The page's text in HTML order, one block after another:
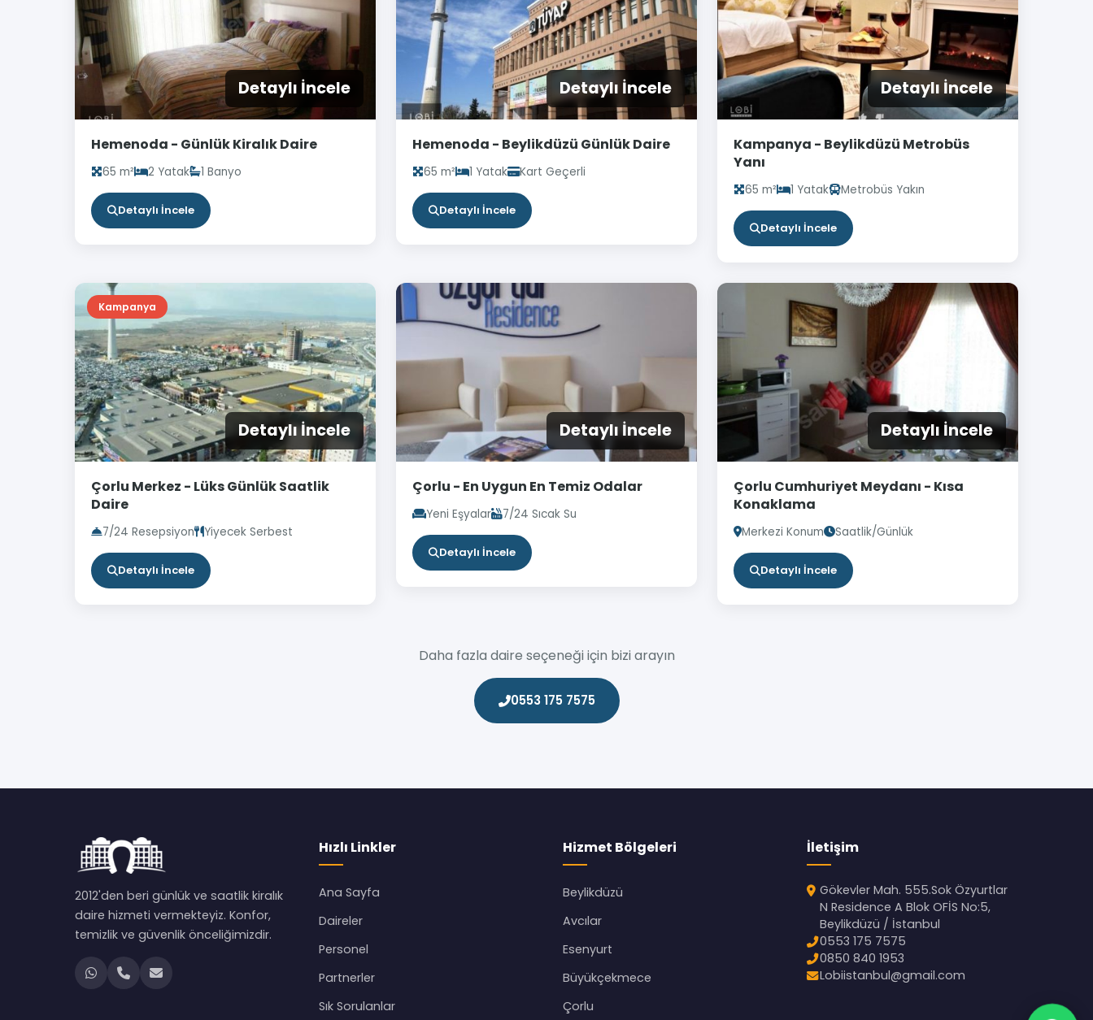
Detaylı İncele
Hemenoda - Günlük Kiralık Daire
65 m² 2 Yatak 1 Banyo
Detaylı İncele
Detaylı İncele
Hemenoda - Beylikdüzü Günlük Daire
65 m² 1 Yatak Kart Geçerli
Detaylı İncele
Detaylı İncele
Kampanya - Beylikdüzü Metrobüs
Yanı
65 m² 1 Yatak Metrobüs Yakın
Detaylı İncele
Kampanya
Detaylı İncele
Çorlu Merkez - Lüks Günlük Saatlik
Daire
7/24 Resepsiyon Yiyecek Serbest
Detaylı İncele
Detaylı İncele
Çorlu - En Uygun En Temiz Odalar
Yeni Eşyalar 7/24 Sıcak Su
Detaylı İncele
Detaylı İncele
Çorlu Cumhuriyet Meydanı - Kısa
Konaklama
Merkezi Konum Saatlik/Günlük
Detaylı İncele
Daha fazla daire seçeneği için bizi arayın
0553 175 7575
2012'den beri günlük ve saatlik kiralık
daire hizmeti vermekteyiz. Konfor,
temizlik ve güvenlik önceliğimizdir.
Hızlı Linkler
Ana Sayfa
Daireler
Personel
Partnerler
Sık Sorulanlar
Hizmet Bölgeleri
Beylikdüzü
Avcılar
Esenyurt
Büyükçekmece
Çorlu
İletişim
Gökevler Mah. 555.Sok Özyurtlar
N Residence A Blok OFİS No:5,
Beylikdüzü / İstanbul
0553 175 7575
0850 840 1953
Lobiistanbul@gmail.com